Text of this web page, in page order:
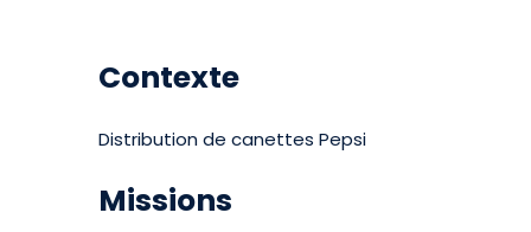
Contexte
Distribution de canettes Pepsi
Missions